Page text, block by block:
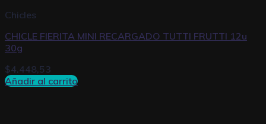
Chicles
CHICLE FIERITA MINI RECARGADO TUTTI FRUTTI 12u
30g
$4.448,53
Añadir al carrito